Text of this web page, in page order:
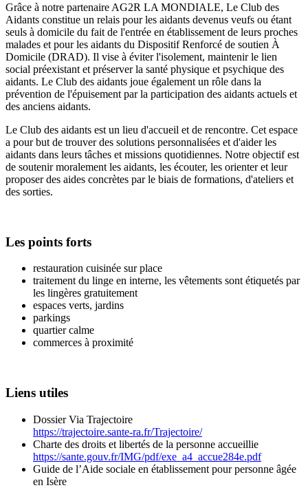
Grâce à notre partenaire AG2R LA MONDIALE, Le Club des
Aidants constitue un relais pour les aidants devenus veufs ou étant
seuls à domicile du fait de l'entrée en établissement de leurs proches
malades et pour les aidants du Dispositif Renforcé de soutien À
Domicile (DRAD). Il vise à éviter l'isolement, maintenir le lien
social préexistant et préserver la santé physique et psychique des
aidants. Le Club des aidants joue également un rôle dans la
prévention de l'épuisement par la participation des aidants actuels et
des anciens aidants.
Le Club des aidants est un lieu d'accueil et de rencontre. Cet espace
a pour but de trouver des solutions personnalisées et d'aider les
aidants dans leurs tâches et missions quotidiennes. Notre objectif est
de soutenir moralement les aidants, les écouter, les orienter et leur
proposer des aides concrètes par le biais de formations, d'ateliers et
des sorties.
Les points forts
restauration cuisinée sur place
traitement du linge en interne, les vêtements sont étiquetés par
les lingères gratuitement
espaces verts, jardins
parkings
quartier calme
commerces à proximité
Liens utiles
Dossier Via Trajectoire
https://trajectoire.sante-ra.fr/Trajectoire/
Charte des droits et libertés de la personne accueillie
https://sante.gouv.fr/IMG/pdf/exe_a4_accue284e.pdf
Guide de l’Aide sociale en établissement pour personne âgée
en Isère